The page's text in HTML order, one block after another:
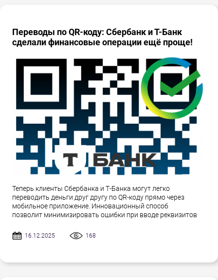
Переводы по QR-коду: Сбербанк и Т-Банк
сделали финансовые операции ещё проще!
Теперь клиенты Сбербанка и Т-Банка могут легко
переводить деньги друг другу по QR-коду прямо через
мобильное приложение. Инновационный способ
позволит минимизировать ошибки при вводе реквизитов
16.12.2025 168